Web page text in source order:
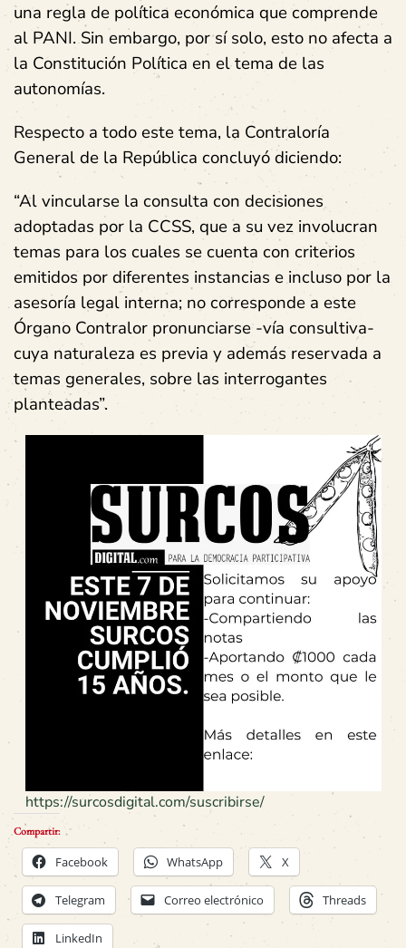
una regla de política económica que comprende
al PANI. Sin embargo, por sí solo, esto no afecta a
la Constitución Política en el tema de las
autonomías.
Respecto a todo este tema, la Contraloría
General de la República concluyó diciendo:
“Al vincularse la consulta con decisiones
adoptadas por la CCSS, que a su vez involucran
temas para los cuales se cuenta con criterios
emitidos por diferentes instancias e incluso por la
asesoría legal interna; no corresponde a este
Órgano Contralor pronunciarse -vía consultiva-
cuya naturaleza es previa y además reservada a
temas generales, sobre las interrogantes
planteadas”.
https://surcosdigital.com/suscribirse/
Compartir:
Facebook WhatsApp X
Telegram Correo electrónico Threads
LinkedIn